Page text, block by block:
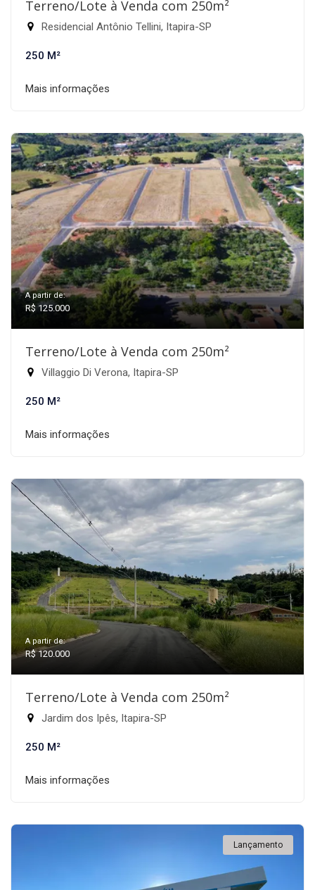
Terreno/Lote à Venda com 250m²
Residencial Antônio Tellini, Itapira-SP
250 M²
Mais informações
A partir de:
R$ 125.000
Terreno/Lote à Venda com 250m²
Villaggio Di Verona, Itapira-SP
250 M²
Mais informações
A partir de:
R$ 120.000
Terreno/Lote à Venda com 250m²
Jardim dos Ipês, Itapira-SP
250 M²
Mais informações
Lançamento